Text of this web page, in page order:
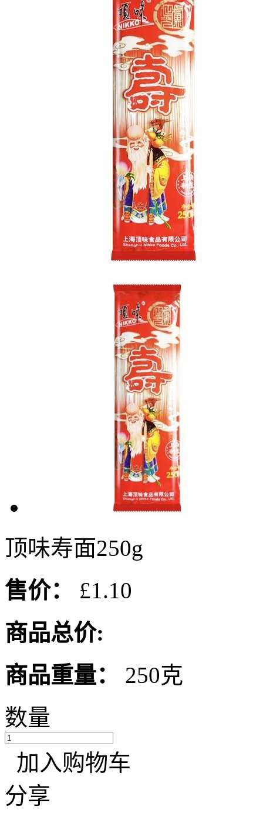
顶味寿面250g
售价：
£1.10
商品总价:
商品重量：
250克
数量
加入购物车
分享